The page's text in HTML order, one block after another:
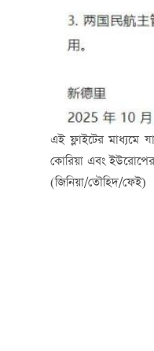
এই ফ্লাইটের মাধ্যমে
কোরিয়া এবং ইউরোপের
(জিনিয়া/তৌহিদ/ফেই)